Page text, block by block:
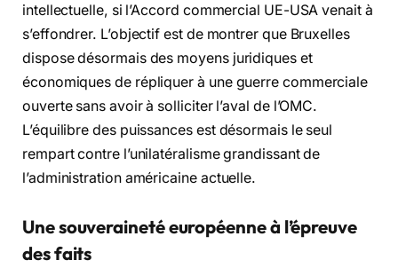
intellectuelle, si l’Accord commercial UE-USA venait à
s’effondrer. L’objectif est de montrer que Bruxelles
dispose désormais des moyens juridiques et
économiques de répliquer à une guerre commerciale
ouverte sans avoir à solliciter l’aval de l’OMC.
L’équilibre des puissances est désormais le seul
rempart contre l’unilatéralisme grandissant de
l’administration américaine actuelle.
Une souveraineté européenne à l’épreuve
des faits